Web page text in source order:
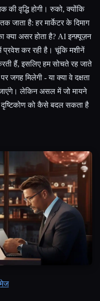
वृद्धि होगी। रुको, क्योंकि
जाता है: हर मार्केटर के दिमाग
क्या असर होता है? AI इन्फ़्यूज़न
प्रवेश कर रही है। चूंकि मशीनें
हैं, इसलिए हम सोचते रह जाते
जगह मिलेगी - या क्या वे दक्षता
लेकिन असल में जो मायने
दृष्टिकोण को कैसे बदल सकता है